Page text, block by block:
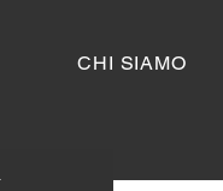
CHI SIAMO